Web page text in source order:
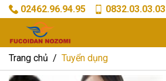
02462.96.94.95 0832.03.03.03
Trang chủ Tuyển dụng